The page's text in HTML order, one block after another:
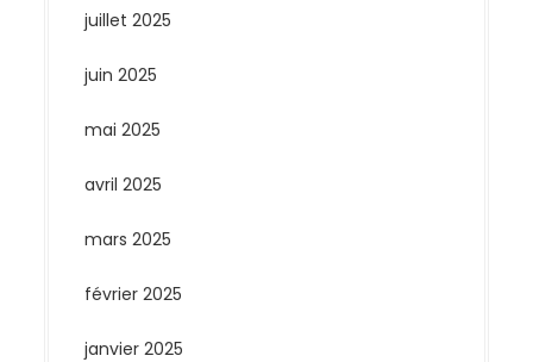
juillet 2025
juin 2025
mai 2025
avril 2025
mars 2025
février 2025
janvier 2025